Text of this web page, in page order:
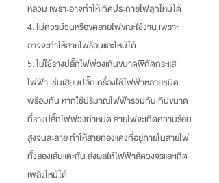
หลวม เพราะอาจทำให้เกิดประกายไฟลุกไหม้ได้
4. ไม่ควรม้วนหรือขดสายไฟขณะใช้งาน เพราะ
อาจจะทำให้สายไฟร้อนและไหม้ได้
5. ไม่ใช้รางปลั๊กไฟพ่วงเกินขนาดพิกัดกระแส
ไฟฟ้า เช่นเสียบปลั๊กเครื่องใช้ไฟฟ้าหลายชนิด
พร้อมกัน หากใช้ปริมาณไฟฟ้ารวมกันเกินขนาด
ที่รางปลั๊กไฟพ่วงกำหนด สายไฟจะเกิดความร้อน
สูงจนละลาย ทำให้สายทองแดงที่อยู่ภายในสายไฟ
ทั้งสองเส้นแตะกัน ส่งผลให้ไฟฟ้าลัดวงจรและเกิด
เพลิงไหม้ได้